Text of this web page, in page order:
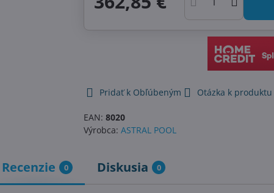
Pridať k Obľúbeným Otázka k produktu
EAN:8020
Výrobca:ASTRAL POOL
Recenzie 0 Diskusia 0